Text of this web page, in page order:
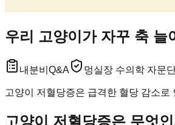
우리 고양이가 자꾸 축
내분비 Q&A 멍실장 수의학 자문
고양이 저혈당증은 급격한 혈당 감소
고양이 저혈당증은 무엇